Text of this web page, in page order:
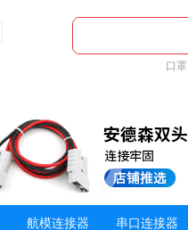
口罩
航模连接器 串口连接器